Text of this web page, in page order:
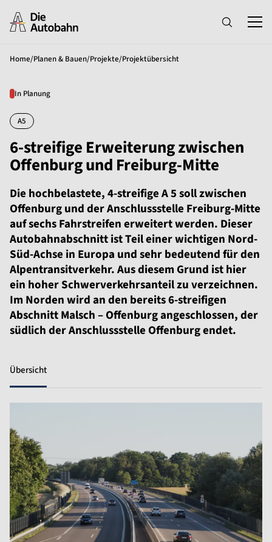
Home/Planen & Bauen/Projekte/Projektübersicht
In Planung
A5
6-streifige Erweiterung zwischen
Offenburg und Freiburg-Mitte
Die hochbelastete, 4-streifige A 5 soll zwischen
Offenburg und der Anschlussstelle Freiburg-Mitte
auf sechs Fahrstreifen erweitert werden. Dieser
Autobahnabschnitt ist Teil einer wichtigen Nord-
Süd-Achse in Europa und sehr bedeutend für den
Alpentransitverkehr. Aus diesem Grund ist hier
ein hoher Schwerverkehrsanteil zu verzeichnen.
Im Norden wird an den bereits 6-streifigen
Abschnitt Malsch – Offenburg angeschlossen, der
südlich der Anschlussstelle Offenburg endet.
Übersicht